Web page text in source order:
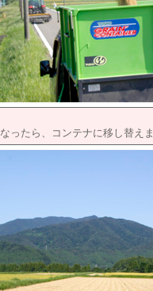
ったら、コンテナに移し替え